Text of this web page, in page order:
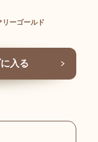
ーゴールド
入る